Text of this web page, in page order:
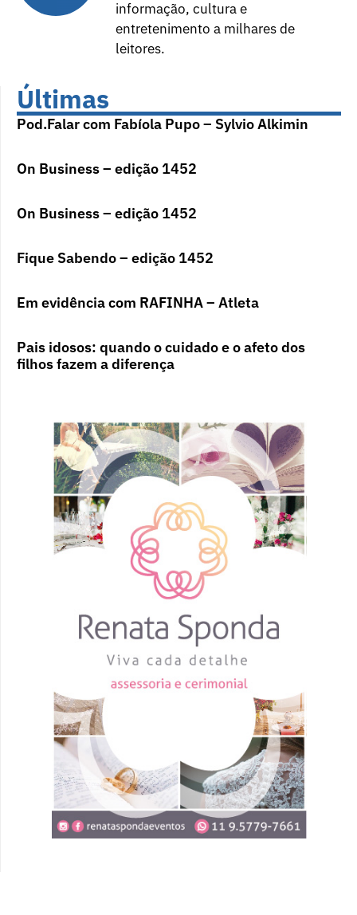
informação, cultura e
entretenimento a milhares de
leitores.
Últimas
Pod.Falar com Fabíola Pupo – Sylvio Alkimin
On Business – edição 1452
On Business – edição 1452
Fique Sabendo – edição 1452
Em evidência com RAFINHA – Atleta
Pais idosos: quando o cuidado e o afeto dos
filhos fazem a diferença